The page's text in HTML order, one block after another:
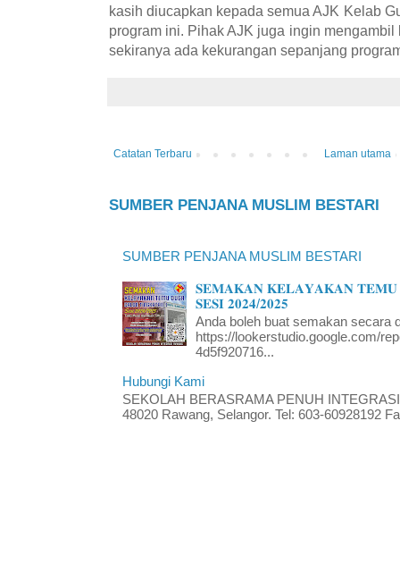
kasih diucapkan kepada semua AJK Kelab
program ini. Pihak AJK juga ingin
sekiranya ada kekurangan sepanjang
Catatan Terbaru Laman utama
SUMBER PENJANA MUSLIM BESTARI
SUMBER PENJANA MUSLIM BESTARI
𝐒𝐄𝐌𝐀𝐊𝐀𝐍 𝐊𝐄𝐋𝐀𝐘𝐀𝐊𝐀𝐍 𝐓𝐄𝐌𝐔
𝐒𝐄𝐒𝐈 𝟐𝟎𝟐𝟒/𝟐𝟎𝟐𝟓
Anda boleh buat semakan secara
https://lookerstudio.google.com/
4d5f920716...
Hubungi Kami
SEKOLAH BERASRAMA PENUH
48020 Rawang, Selangor. Tel: 603-60928192